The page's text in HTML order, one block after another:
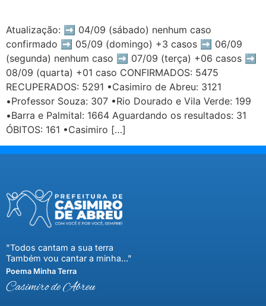
Atualização: ➡️ 04/09 (sábado) nenhum caso
confirmado ➡️ 05/09 (domingo) +3 casos ➡️ 06/09
(segunda) nenhum caso ➡️ 07/09 (terça) +06 casos ➡️
08/09 (quarta) +01 caso CONFIRMADOS: 5475
RECUPERADOS: 5291 •Casimiro de Abreu: 3121
•Professor Souza: 307 •Rio Dourado e Vila Verde: 199
•Barra e Palmital: 1664 Aguardando os resultados: 31
ÓBITOS: 161 •Casimiro […]
"Todos cantam a sua terra
Também vou cantar a minha..."
Poema Minha Terra
Casimiro de Abreu